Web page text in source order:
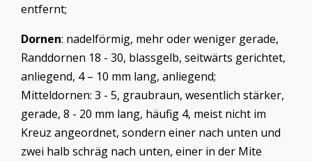
entfernt;
Dornen: nadelförmig, mehr oder weniger gerade,
Randdornen 18 - 30, blassgelb, seitwärts gerichtet,
anliegend, 4 – 10 mm lang, anliegend;
Mitteldornen: 3 - 5, graubraun, wesentlich stärker,
gerade, 8 - 20 mm lang, häufig 4, meist nicht im
Kreuz angeordnet, sondern einer nach unten und
zwei halb schräg nach unten, einer in der Mite